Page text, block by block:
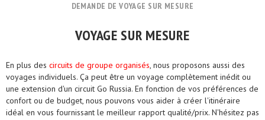
DEMANDE DE VOYAGE SUR MESURE
VOYAGE SUR MESURE
En plus des circuits de groupe organisés, nous proposons aussi des
voyages individuels. Ça peut être un voyage complètement inédit ou
une extension d'un circuit Go Russia. En fonction de vos préférences de
confort ou de budget, nous pouvons vous aider à créer l'itinéraire
idéal en vous fournissant le meilleur rapport qualité/prix. N'hésitez pas